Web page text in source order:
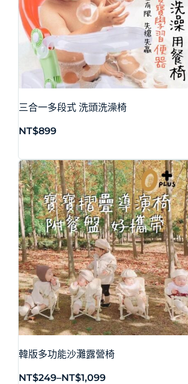
三合一多段式 洗頭洗澡椅
NT$899
韓版多功能沙灘露營椅
NT$249–NT$1,099